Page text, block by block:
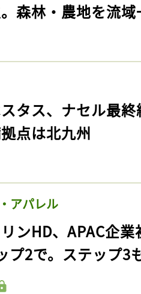
森林・農地を流
スタス、ナセル最
点は北九州
アパレル
リンHD、APAC企
プ2で。ステップ3